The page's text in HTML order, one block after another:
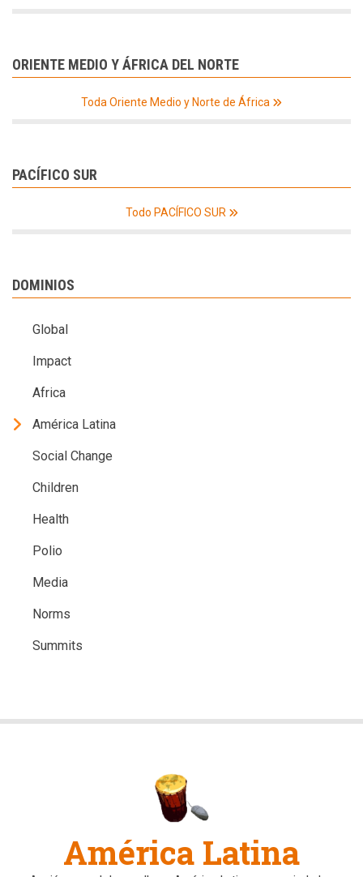
ORIENTE MEDIO Y ÁFRICA DEL NORTE
Toda Oriente Medio y Norte de África
PACÍFICO SUR
Todo PACÍFICO SUR
DOMINIOS
Global
Impact
Africa
América Latina
Social Change
Children
Health
Polio
Media
Norms
Summits
América Latina